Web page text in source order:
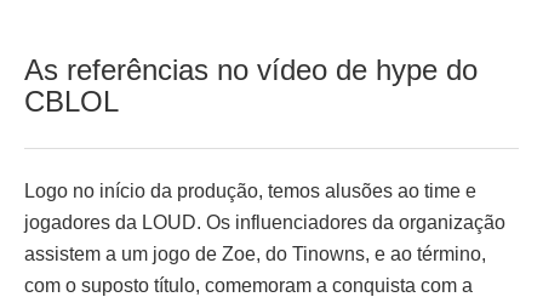
As referências no vídeo de hype do
CBLOL
Logo no início da produção, temos alusões ao time e
jogadores da LOUD. Os influenciadores da organização
assistem a um jogo de Zoe, do Tinowns, e ao término,
com o suposto título, comemoram a conquista com a